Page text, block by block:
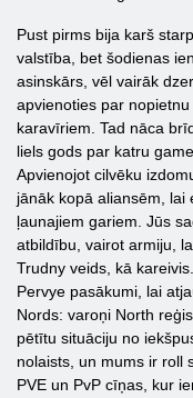
Pust pirms bija karš
valstība, bet šodienas
asinskārs, vēl vairāk
apvienoties par
karavīriem. Tad nāca
liels gods par katru
Apvienojot cilvēku
jānāk kopā aliansēm, lai
ļaunajiem gariem. Jūs
atbildību, vairot armiju,
Trudny veids, kā kareivis.
Pervye pasākumi, lai
Nords: varoņi North
pētītu situāciju no
nolaists, un mums ir roll
PVE un PvP cīņas, kur